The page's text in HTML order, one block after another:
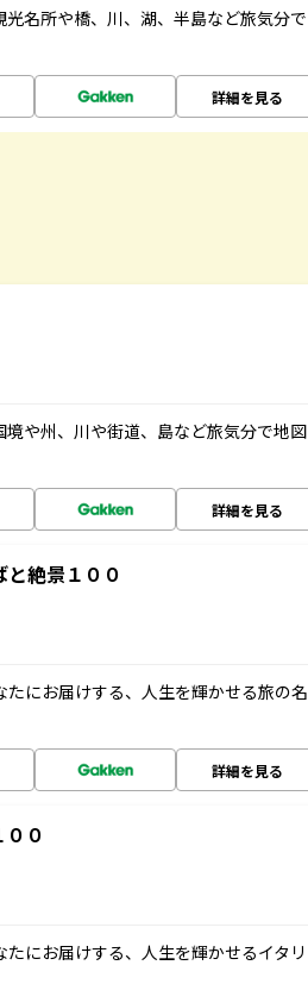
名所や橋、川、湖、半島など旅気分で
詳細を見る
や州、川や街道、島など旅気分で地図
詳細を見る
絶景１００
にお届けする、人生を輝かせる旅の名
詳細を見る
０
にお届けする、人生を輝かせるイタリ